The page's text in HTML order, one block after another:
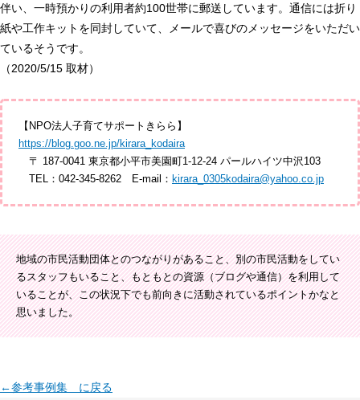
伴い、一時預かりの利用者約100世帯に郵送しています。通信には折り
紙や工作キットを同封していて、メールで喜びのメッセージをいただい
ているそうです。
（2020/5/15 取材）
【NPO法人子育てサポートきらら】
https://blog.goo.ne.jp/kirara_kodaira
〒 187-0041 東京都小平市美園町1-12-24 パールハイツ中沢103
TEL：042-345-8262 E-mail： kirara_0305kodaira@yahoo.co.jp
地域の市民活動団体とのつながりがあること、別の市民活動をしてい
るスタッフもいること、もともとの資源（ブログや通信）を利用して
いることが、この状況下でも前向きに活動されているポイントかなと
思いました。
←参考事例集 に戻る